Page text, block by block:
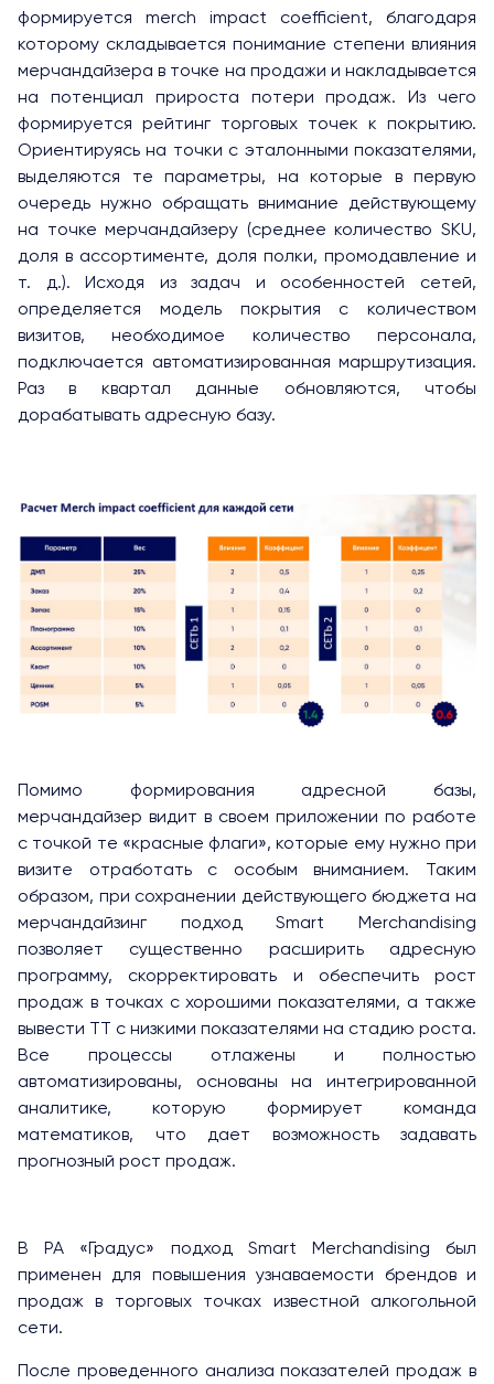
формируется merch impact coefficient, благодаря
которому складывается понимание степени влияния
мерчандайзера в точке на продажи и накладывается
на потенциал прироста потери продаж. Из чего
формируется рейтинг торговых точек к покрытию.
Ориентируясь на точки с эталонными показателями,
выделяются те параметры, на которые в первую
очередь нужно обращать внимание действующему
на точке мерчандайзеру (среднее количество SKU,
доля в ассортименте, доля полки, промодавление и
т. д.). Исходя из задач и особенностей сетей,
определяется модель покрытия с количеством
визитов, необходимое количество персонала,
подключается автоматизированная маршрутизация.
Раз в квартал данные обновляются, чтобы
дорабатывать адресную базу.
Помимо формирования адресной базы,
мерчандайзер видит в своем приложении по работе
с точкой те «красные флаги», которые ему нужно при
визите отработать с особым вниманием. Таким
образом, при сохранении действующего бюджета на
мерчандайзинг подход Smart Merchandising
позволяет существенно расширить адресную
программу, скорректировать и обеспечить рост
продаж в точках с хорошими показателями, а также
вывести ТТ с низкими показателями на стадию роста.
Все процессы отлажены и полностью
автоматизированы, основаны на интегрированной
аналитике, которую формирует команда
математиков, что дает возможность задавать
прогнозный рост продаж.
В РА «Градус» подход Smart Merchandising был
применен для повышения узнаваемости брендов и
продаж в торговых точках известной алкогольной
сети.
После проведенного анализа показателей продаж в